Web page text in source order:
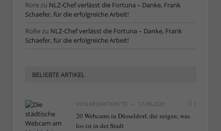
Rorezu NLZ-Chef verlässt die Fortuna – Danke, Frank
Schaefer, für die erfolgreiche Arbeit!
RoRezu NLZ-Chef verlässt die Fortuna – Danke, Frank
Schaefer, für die erfolgreiche Arbeit!
BELIEBTE ARTIKEL
VON REDAKTION TD 17.09.2020 1
20 Webcams in Düsseldorf, die zeigen, was
los ist in der Stadt